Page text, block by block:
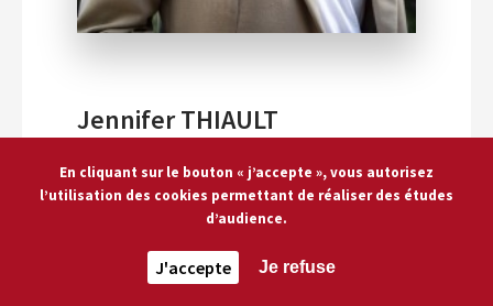
Jennifer THIAULT
institutions culturelles, dont le
Centre national du livre où elle a,
projets du printemps des poètes ,
En cliquant sur le bouton « j’accepte », vous autorisez
l’utilisation des cookies permettant de réaliser des études
d’audience.
J'accepte Je refuse